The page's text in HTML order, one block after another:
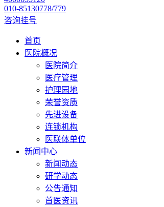
010-85130778/779
咨询挂号
首页
医院概况
医院简介
医疗管理
护理园地
荣誉资质
先进设备
连锁机构
医联体单位
新闻中心
新闻动态
研学动态
公告通知
首医资讯